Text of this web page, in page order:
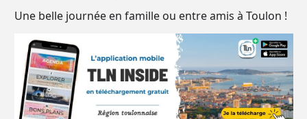
Une belle journée en famille ou entre amis à Toulon !